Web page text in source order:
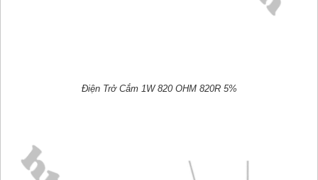
Điện Trở Cắm 1W 820 OHM 820R 5%